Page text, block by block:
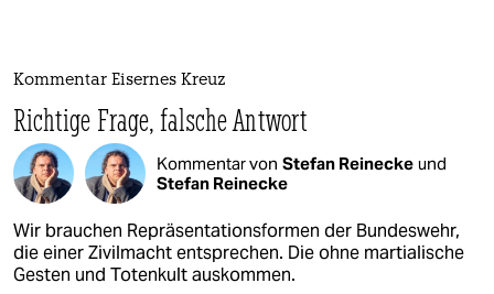
Kommentar Eisernes Kreuz
Richtige Frage, falsche Antwort
Kommentar von Stefan Reinecke und
Stefan Reinecke
Wir brauchen Repräsentationsformen der Bundeswehr,
die einer Zivilmacht entsprechen. Die ohne martialische
Gesten und Totenkult auskommen.